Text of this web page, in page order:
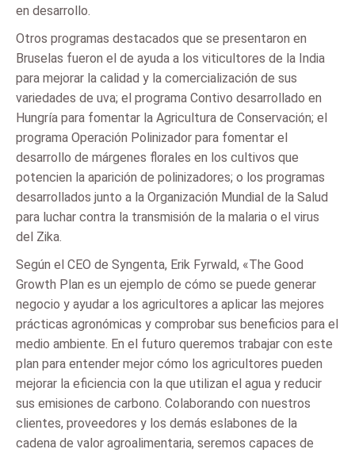
en desarrollo.
Otros programas destacados que se presentaron en
Bruselas fueron el de ayuda a los viticultores de la India
para mejorar la calidad y la comercialización de sus
variedades de uva; el programa Contivo desarrollado en
Hungría para fomentar la Agricultura de Conservación; el
programa Operación Polinizador para fomentar el
desarrollo de márgenes florales en los cultivos que
potencien la aparición de polinizadores; o los programas
desarrollados junto a la Organización Mundial de la Salud
para luchar contra la transmisión de la malaria o el virus
del Zika.
Según el CEO de Syngenta, Erik Fyrwald, «The Good
Growth Plan es un ejemplo de cómo se puede generar
negocio y ayudar a los agricultores a aplicar las mejores
prácticas agronómicas y comprobar sus beneficios para el
medio ambiente. En el futuro queremos trabajar con este
plan para entender mejor cómo los agricultores pueden
mejorar la eficiencia con la que utilizan el agua y reducir
sus emisiones de carbono. Colaborando con nuestros
clientes, proveedores y los demás eslabones de la
cadena de valor agroalimentaria, seremos capaces de